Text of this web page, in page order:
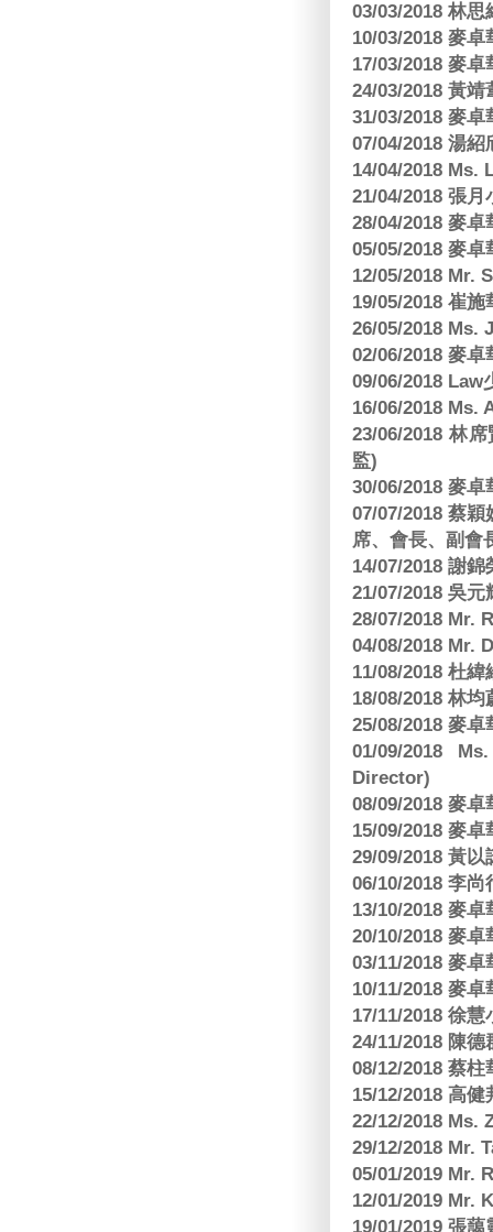
03/03/2018 林
10/03/2018 麥
17/03/2018 麥
24/03/2018 黃
31/03/2018 麥
07/04/2018 湯
14/04/2018
21/04/2018 張
28/04/2018 麥
05/05/2018 麥
12/05/2018 Mr.
19/05/2018 崔
26/05/2018 Ms.
02/06/2018 麥
09/06/2018 Law
16/06/2018 Ms.
23/06/2018 林
監)
30/06/2018 麥
07/07/2018 蔡
席、會長、副會
14/07/2018 謝
21/07/2018 吳元
28/07/2018 Mr.
04/08/2018 Mr.
11/08/2018 杜
18/08/2018 林
25/08/2018 麥
01/09/2018
Director)
08/09/2018 麥
15/09/2018 麥
29/09/2018 黃
06/10/2018 李
13/10/2018 麥
20/10/2018 麥
03/11/2018 麥
10/11/2018 麥
17/11/2018 徐
24/11/2018 陳
08/12/2018 蔡
15/12/2018 高
22/12/2018 Ms.
29/12/2018 Mr.
05/01/2019 Mr.
12/01/2019 Mr.
19/01/2019 張